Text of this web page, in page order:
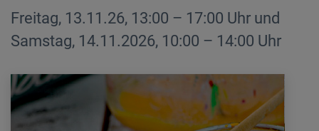
Freitag, 13.11.26, 13:00 – 17:00 Uhr und
Samstag, 14.11.2026, 10:00 – 14:00 Uhr